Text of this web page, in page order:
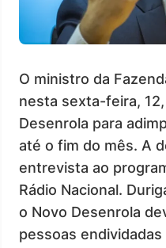
O ministro da
nesta sexta-feira,
Desenrola para
até o fim do mês. A
entrevista ao
Rádio Nacional.
o Novo Desenrola
pessoas